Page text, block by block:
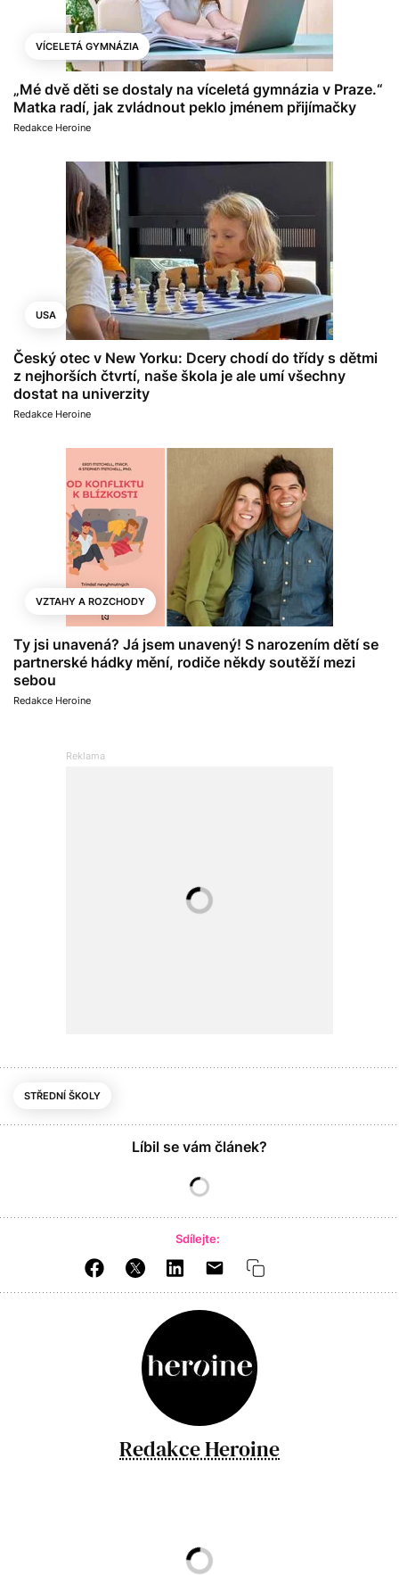
VÍCELETÁ GYMNÁZIA
„Mé dvě děti se dostaly na víceletá gymnázia v Praze.“
Matka radí, jak zvládnout peklo jménem přijímačky
Redakce Heroine
USA
Český otec v New Yorku: Dcery chodí do třídy s dětmi
z nejhorších čtvrtí, naše škola je ale umí všechny
dostat na univerzity
Redakce Heroine
VZTAHY A ROZCHODY
Ty jsi unavená? Já jsem unavený! S narozením dětí se
partnerské hádky mění, rodiče někdy soutěží mezi
sebou
Redakce Heroine
STŘEDNÍ ŠKOLY
Líbil se vám článek?
Sdílejte:
Redakce Heroine